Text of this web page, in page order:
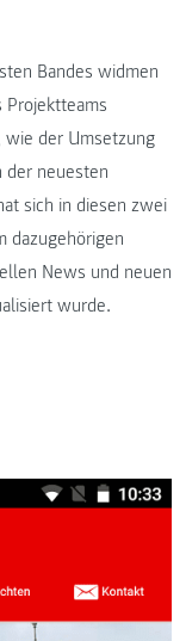
Bandes widmen
Projektteams
wie der Umsetzung
der neuesten
sich in diesen zwei
dazugehörigen
News und neuen
wurde.